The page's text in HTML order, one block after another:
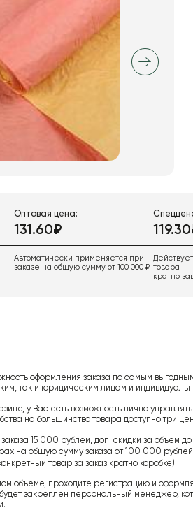
Оптовая цена:
131.60₽
Автоматически применяется при
заказе на общую сумму от 100 000 ₽ товара
кратно
оформления заказа по самым
так и юридическим лицам и
у Вас есть возможность лично
на большинство товара доступно три
15 000 рублей, доп. скидки за объем до
на общую сумму заказа от 100 000
товар за заказ кратно коробке)
объеме, проходите регистрацию и
закреплен персональный менеджер,